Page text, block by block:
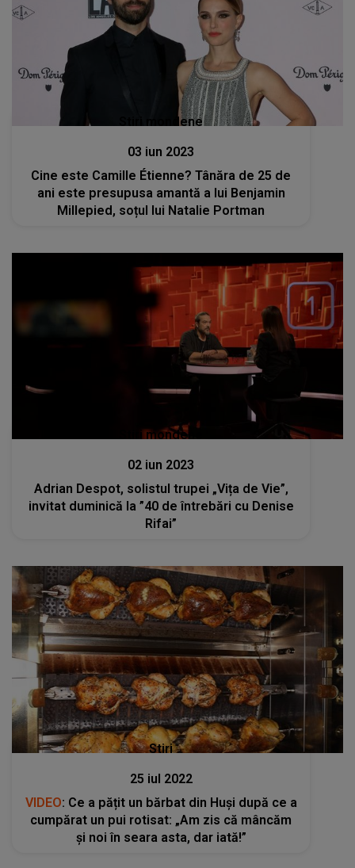
Stiri mondene
03 iun 2023
Cine este Camille Étienne? Tânăra de 25 de
ani este presupusa amantă a lui Benjamin
Millepied, soțul lui Natalie Portman
Stiri mondene
02 iun 2023
Adrian Despot, solistul trupei „Vița de Vie”,
invitat duminică la ”40 de întrebări cu Denise
Rifai”
Stiri
25 iul 2022
VIDEO: Ce a pățit un bărbat din Huși după ce a
cumpărat un pui rotisat: „Am zis că mâncăm
și noi în seara asta, dar iată!”